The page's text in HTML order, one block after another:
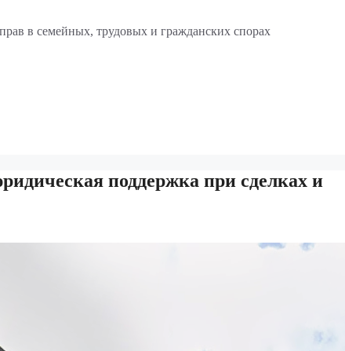
в семейных, трудовых и гражданских спорах
поддержка при сделках и